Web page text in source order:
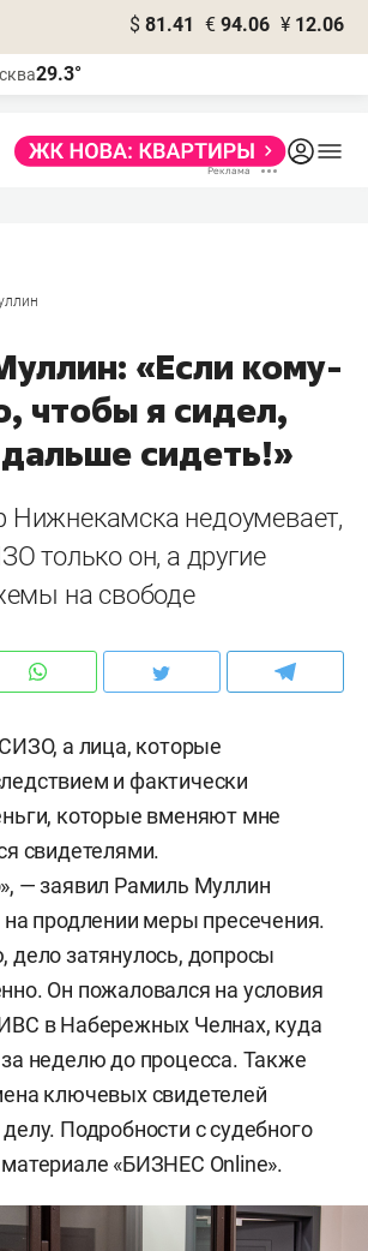
$ 81.41 € 94.06 ¥ 12.06
29.3°
«Если кому-
чтобы я сидел,
сидеть!»
недоумевает,
только он, а другие
на свободе
а лица, которые
и фактически
которые вменяют мне
свидетелями.
— заявил Рамиль Муллин
на продлении меры пресечения.
дело затянулось, допросы
Он пожаловался на условия
в Набережных Челнах, куда
неделю до процесса. Также
ключевых свидетелей
Подробности с судебного
«БИЗНЕС Online».